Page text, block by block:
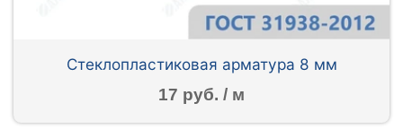
Стеклопластиковая арматура 8 мм
17 руб. / м